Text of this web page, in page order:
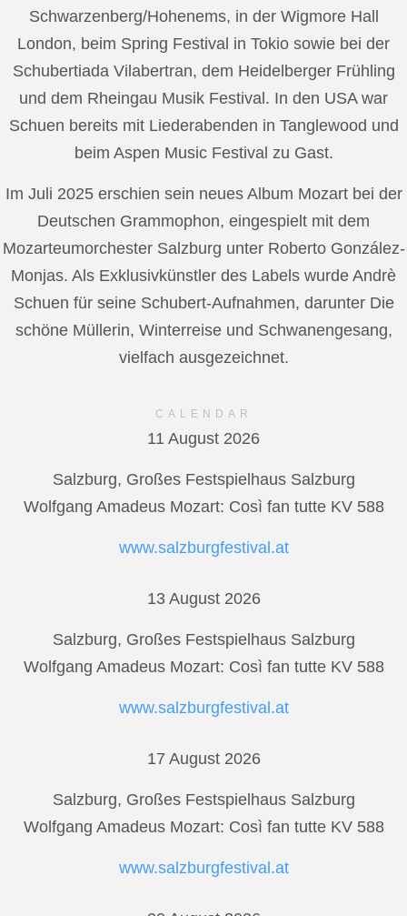
Schwarzenberg/Hohenems, in der Wigmore Hall
London, beim Spring Festival in Tokio sowie bei der
Schubertiada Vilabertran, dem Heidelberger Frühling
und dem Rheingau Musik Festival. In den USA war
Schuen bereits mit Liederabenden in Tanglewood und
beim Aspen Music Festival zu Gast.
Im Juli 2025 erschien sein neues Album Mozart bei der
Deutschen Grammophon, eingespielt mit dem
Mozarteumorchester Salzburg unter Roberto González-
Monjas. Als Exklusivkünstler des Labels wurde Andrè
Schuen für seine Schubert-Aufnahmen, darunter Die
schöne Müllerin, Winterreise und Schwanengesang,
vielfach ausgezeichnet.
CALENDAR
11 August 2026
Salzburg, Großes Festspielhaus Salzburg
Wolfgang Amadeus Mozart: Così fan tutte KV 588
www.salzburgfestival.at
13 August 2026
Salzburg, Großes Festspielhaus Salzburg
Wolfgang Amadeus Mozart: Così fan tutte KV 588
www.salzburgfestival.at
17 August 2026
Salzburg, Großes Festspielhaus Salzburg
Wolfgang Amadeus Mozart: Così fan tutte KV 588
www.salzburgfestival.at